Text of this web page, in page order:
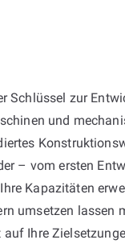
Schlüssel zur
und
– vom ersten
Kapazitäten
umsetzen lassen
Ihre